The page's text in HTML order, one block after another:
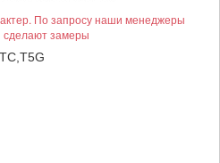
По запросу наши менеджеры
сделают замеры